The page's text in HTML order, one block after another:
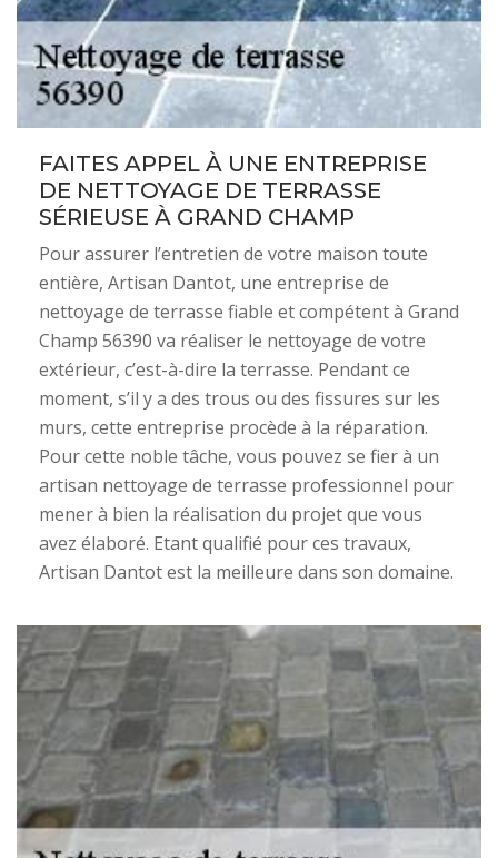
FAITES APPEL À UNE ENTREPRISE
DE NETTOYAGE DE TERRASSE
SÉRIEUSE À GRAND CHAMP
Pour assurer l’entretien de votre maison toute
entière, Artisan Dantot, une entreprise de
nettoyage de terrasse fiable et compétent à Grand
Champ 56390 va réaliser le nettoyage de votre
extérieur, c’est-à-dire la terrasse. Pendant ce
moment, s’il y a des trous ou des fissures sur les
murs, cette entreprise procède à la réparation.
Pour cette noble tâche, vous pouvez se fier à un
artisan nettoyage de terrasse professionnel pour
mener à bien la réalisation du projet que vous
avez élaboré. Etant qualifié pour ces travaux,
Artisan Dantot est la meilleure dans son domaine.